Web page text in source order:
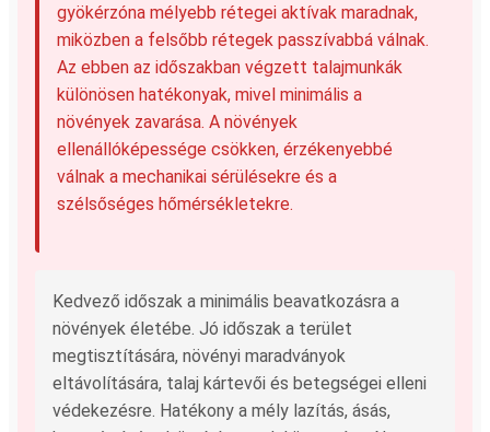
gyökérzóna mélyebb rétegei aktívak maradnak,
miközben a felsőbb rétegek passzívabbá válnak.
Az ebben az időszakban végzett talajmunkák
különösen hatékonyak, mivel minimális a
növények zavarása. A növények
ellenállóképessége csökken, érzékenyebbé
válnak a mechanikai sérülésekre és a
szélsőséges hőmérsékletekre.
Kedvező időszak a minimális beavatkozásra a
növények életébe. Jó időszak a terület
megtisztítására, növényi maradványok
eltávolítására, talaj kártevői és betegségei elleni
védekezésre. Hatékony a mély lazítás, ásás,